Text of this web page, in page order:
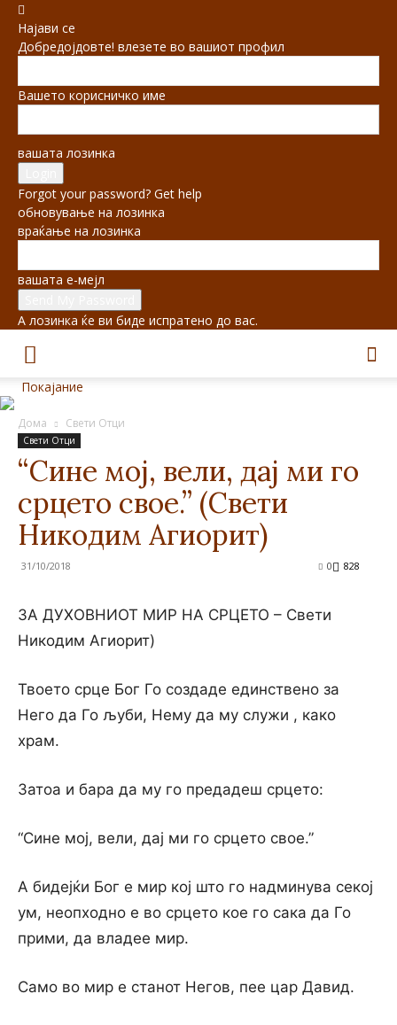
Најави се
Добредојдовте! влезете во вашиот профил
Вашето корисничко име
вашата лозинка
Forgot your password? Get help
обновување на лозинка
враќање на лозинка
вашата е-мејл
А лозинка ќе ви биде испратено до вас.
Покајание
Дома Свети Отци
Свети Отци
“Сине мој, вели, дај ми го
срцето свое.” (Свети
Никодим Агиорит)
31/10/2018 828
0
ЗА ДУХОВНИОТ МИР НА СРЦЕТО – Свети
Никодим Агиорит)
Твоето срце Бог Го создаде единствено за
Него да Го љуби, Нему да му служи , како
храм.
Затоа и бара да му го предадеш срцето:
“Сине мој, вели, дај ми го срцето свое.”
А бидејќи Бог е мир кој што го надминува секој
ум, неопходно е во срцето кое го сака да Го
прими, да владее мир.
Само во мир е станот Негов, пее цар Давид.